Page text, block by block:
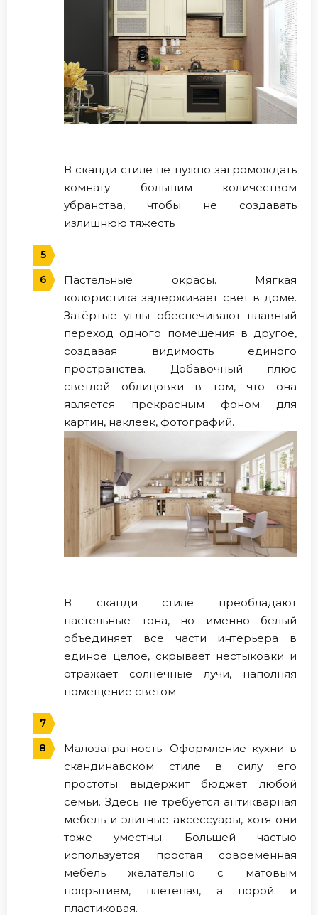
В сканди стиле не нужно загромождать
комнату большим количеством
убранства, чтобы не создавать
излишнюю тяжесть
Пастельные окрасы. Мягкая
колористика задерживает свет в доме.
Затёртые углы обеспечивают плавный
переход одного помещения в другое,
создавая видимость единого
пространства. Добавочный плюс
светлой облицовки в том, что она
является прекрасным фоном для
картин, наклеек, фотографий.
В сканди стиле преобладают
пастельные тона, но именно белый
объединяет все части интерьера в
единое целое, скрывает нестыковки и
отражает солнечные лучи, наполняя
помещение светом
Малозатратность. Оформление кухни в
скандинавском стиле в силу его
простоты выдержит бюджет любой
семьи. Здесь не требуется антикварная
мебель и элитные аксессуары, хотя они
тоже уместны. Большей частью
используется простая современная
мебель желательно с матовым
покрытием, плетёная, а порой и
пластиковая.